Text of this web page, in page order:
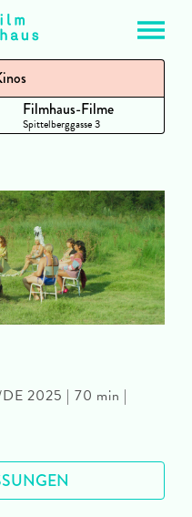
Filmhaus-Filme
Spittelberggasse 3
2025 | 70 min |